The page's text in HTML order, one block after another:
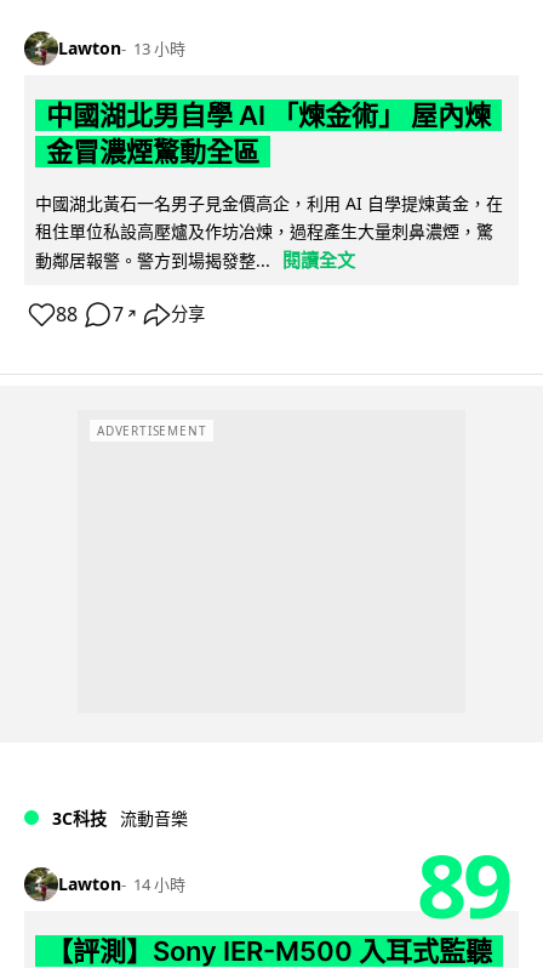
Lawton 13 小時
中國湖北男自學 AI 「煉金術」 屋內煉
金冒濃煙驚動全區
中國湖北黃石一名男子見金價高企，利用 AI 自學提煉黃金，在
租住單位私設高壓爐及作坊冶煉，過程產生大量刺鼻濃煙，驚
動鄰居報警。警方到場揭發整...
閱讀全文
88 7 ↗ 分享
ADVERTISEMENT
3C科技 流動音樂
Lawton 14 小時 89
【評測】Sony IER-M500 入耳式監聽